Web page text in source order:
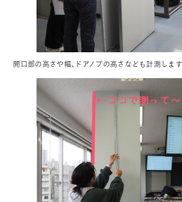
開口部の高さや幅、ドアノブの高さなども計測します